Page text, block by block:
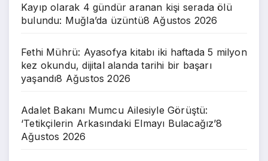
Kayıp olarak 4 gündür aranan kişi serada ölü
bulundu: Muğla’da üzüntü8 Ağustos 2026
Fethi Mührü: Ayasofya kitabı iki haftada 5 milyon
kez okundu, dijital alanda tarihi bir başarı
yaşandı8 Ağustos 2026
Adalet Bakanı Mumcu Ailesiyle Görüştü:
‘Tetikçilerin Arkasındaki Elmayı Bulacağız’8
Ağustos 2026